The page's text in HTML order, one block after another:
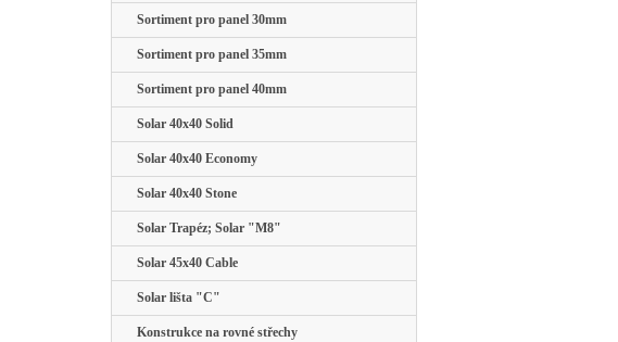
Sortiment pro panel 30mm
Sortiment pro panel 35mm
Sortiment pro panel 40mm
Solar 40x40 Solid
Solar 40x40 Economy
Solar 40x40 Stone
Solar Trapéz; Solar "M8"
Solar 45x40 Cable
Solar lišta "C"
Konstrukce na rovné střechy